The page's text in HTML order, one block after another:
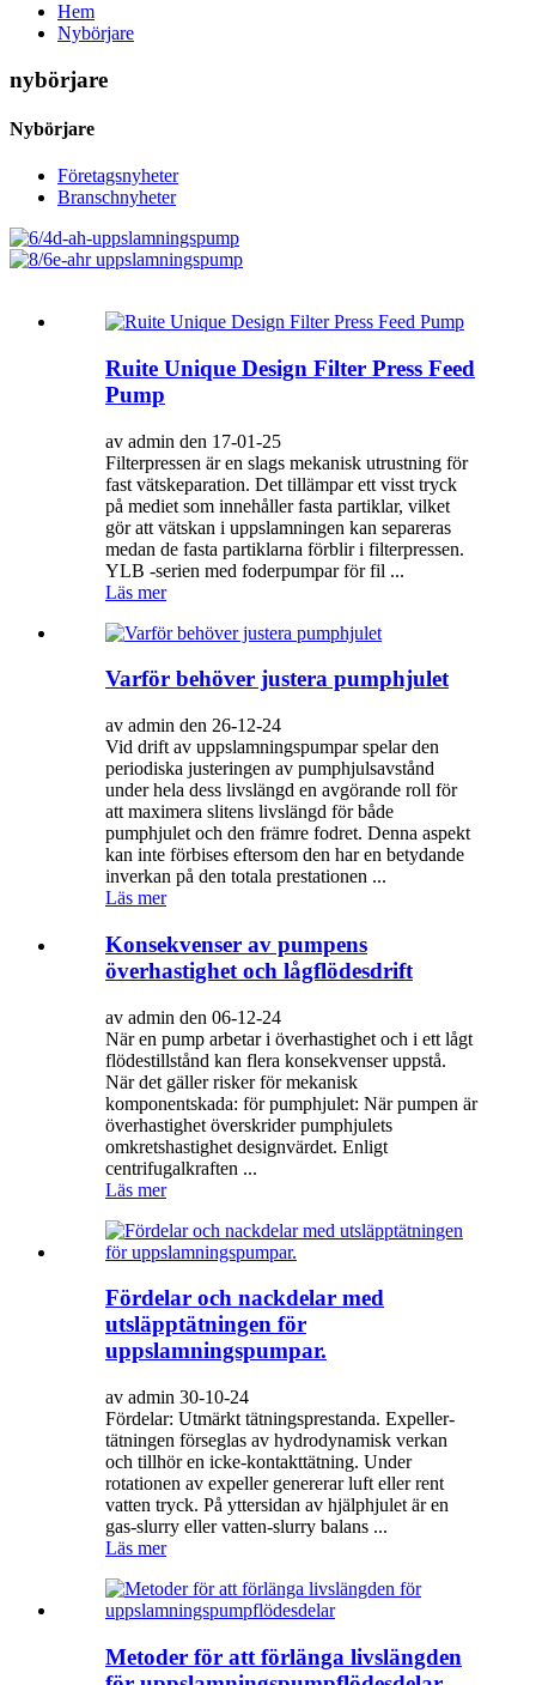
Hem
Nybörjare
nybörjare
Nybörjare
Företagsnyheter
Branschnyheter
Ruite Unique Design Filter Press Feed
Pump
av admin den 17-01-25
Filterpressen är en slags mekanisk utrustning för
fast vätskeparation. Det tillämpar ett visst tryck
på mediet som innehåller fasta partiklar, vilket
gör att vätskan i uppslamningen kan separeras
medan de fasta partiklarna förblir i filterpressen.
YLB -serien med foderpumpar för fil ...
Läs mer
Varför behöver justera pumphjulet
av admin den 26-12-24
Vid drift av uppslamningspumpar spelar den
periodiska justeringen av pumphjulsavstånd
under hela dess livslängd en avgörande roll för
att maximera slitens livslängd för både
pumphjulet och den främre fodret. Denna aspekt
kan inte förbises eftersom den har en betydande
inverkan på den totala prestationen ...
Läs mer
Konsekvenser av pumpens
överhastighet och lågflödesdrift
av admin den 06-12-24
När en pump arbetar i överhastighet och i ett lågt
flödestillstånd kan flera konsekvenser uppstå.
När det gäller risker för mekanisk
komponentskada: för pumphjulet: När pumpen är
överhastighet överskrider pumphjulets
omkretshastighet designvärdet. Enligt
centrifugalkraften ...
Läs mer
Fördelar och nackdelar med
utsläpptätningen för
uppslamningspumpar.
av admin 30-10-24
Fördelar: Utmärkt tätningsprestanda. Expeller-
tätningen förseglas av hydrodynamisk verkan
och tillhör en icke-kontakttätning. Under
rotationen av expeller genererar luft eller rent
vatten tryck. På yttersidan av hjälphjulet är en
gas-slurry eller vatten-slurry balans ...
Läs mer
Metoder för att förlänga livslängden